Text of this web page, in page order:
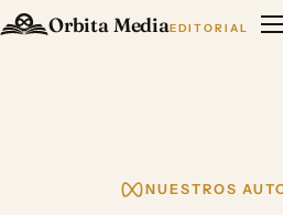
Orbita MediaEDITORIAL
NUESTROS